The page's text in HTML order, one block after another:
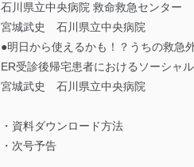
石川県立中央病院 救命救急センター
宮城武史 石川県立中央病院
●明日から使えるかも！？うちの救急
ER受診後帰宅患者におけるソーシャ
宮城武史 石川県立中央病院
・資料ダウンロード方法
・次号予告